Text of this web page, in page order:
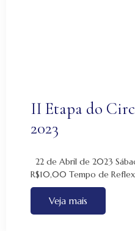
II Etapa do
2023
22 de Abril de 2023
R$10,00 Tempo de
Veja mais